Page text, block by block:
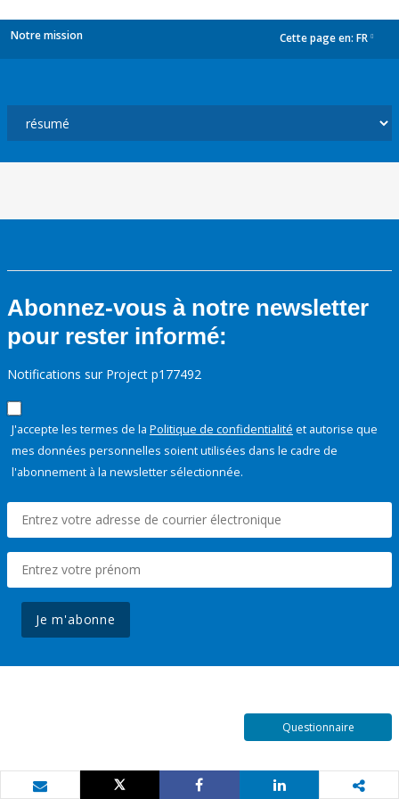
Notre mission Cette page en: FR
Abonnez-vous à notre newsletter
pour rester informé:
Notifications sur Project p177492
J'accepte les termes de la Politique de confidentialité et autorise que
mes données personnelles soient utilisées dans le cadre de
l'abonnement à la newsletter sélectionnée.
Je m'abonne
Questionnaire